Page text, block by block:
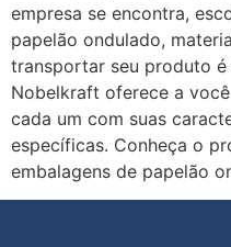
empresa se encontra,
papelão ondulado,
transportar seu produto
Nobelkraft oferece a
cada um com suas
específicas. Conheça o
embalagens de papelão